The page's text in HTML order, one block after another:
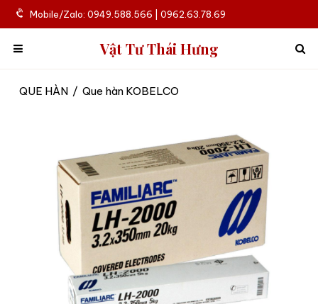
Mobile/Zalo: 0949.588.566 | 0962.63.78.69
Vật Tư Thái Hưng
QUE HÀN / Que hàn KOBELCO